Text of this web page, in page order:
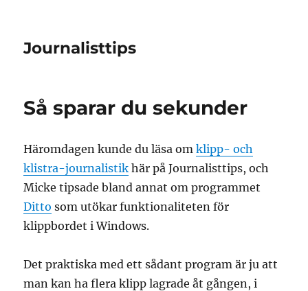
Journalisttips
Så sparar du sekunder
Häromdagen kunde du läsa omklipp- och
klistra-journalistik här på Journalisttips, och
Micke tipsade bland annat om programmet
Ditto som utökar funktionaliteten för
klippbordet i Windows.
Det praktiska med ett sådant program är ju att
man kan ha flera klipp lagrade åt gången, i